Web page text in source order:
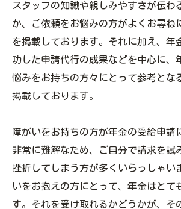
スタッフの知識や親しみやすさが伝わ
か、ご依頼をお悩みの方がよくお尋ね
を掲載しております。それに加え、年
功した申請代行の成果などを中心に、
悩みをお持ちの方々にとって参考とな
掲載しております。
障がいをお持ちの方が年金の受給申請
非常に難解なため、ご自分で請求を試
挫折してしまう方が多くいらっしゃい
いをお抱えの方にとって、年金はとて
す。それを受け取れるかどうかが、そ